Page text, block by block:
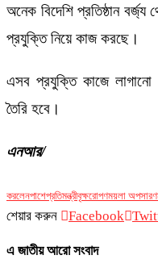
অনেক বিদেশি প্রতিষ্ঠান
প্রযুক্তি নিয়ে কাজ করছে।
এসব প্রযুক্তি কাজে লাগানো
তৈরি হবে।
এনআর/
করলেনপাশেপ্রতিমন্ত্রীবৃক্ষরোপণময়লা অপসারণ
শেয়ার করুন Facebook
এ জাতীয় আরো সংবাদ